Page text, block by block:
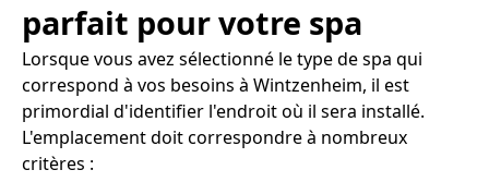
parfait pour votre spa
Lorsque vous avez sélectionné le type de spa qui
correspond à vos besoins à Wintzenheim, il est
primordial d'identifier l'endroit où il sera installé.
L'emplacement doit correspondre à nombreux
critères :